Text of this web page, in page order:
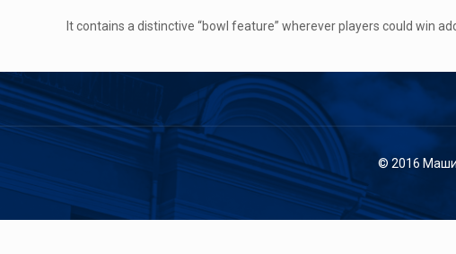
It contains a distinctive “bowl feature” wherever players could win
© 2016